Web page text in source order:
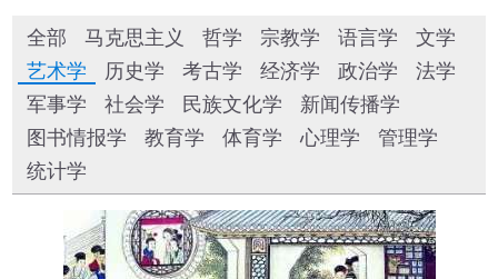
全部 马克思主义 哲学 宗教学 语言学
文学
艺术学
历史学 考古学 经济学 政治学
法学
军事学
社会学 民族文化学
新闻传播学
图书情报学
教育学 体育学 心理学
管理学
统计学